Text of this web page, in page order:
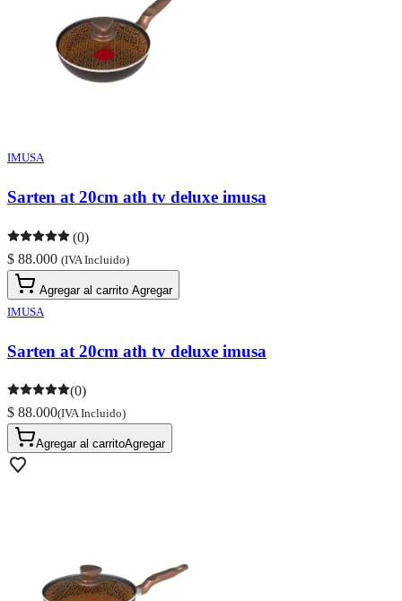
IMUSA
Sarten at 20cm ath tv deluxe imusa
(0)
$ 88.000 (IVA Incluido)
Agregar al carrito Agregar
IMUSA
Sarten at 20cm ath tv deluxe imusa
(0)
$ 88.000(IVA Incluido)
Agregar al carritoAgregar